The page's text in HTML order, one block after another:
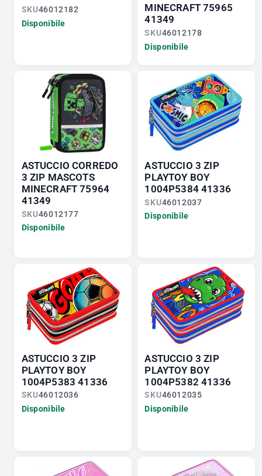
SKU46012182
Disponibile
MINECRAFT 75965
41349
SKU46012178
Disponibile
ASTUCCIO CORREDO
3 ZIP MASCOTS
MINECRAFT 75964
41349
SKU46012177
Disponibile
ASTUCCIO 3 ZIP
PLAYTOY BOY
1004P5384 41336
SKU46012037
Disponibile
ASTUCCIO 3 ZIP
PLAYTOY BOY
1004P5383 41336
SKU46012036
Disponibile
ASTUCCIO 3 ZIP
PLAYTOY BOY
1004P5382 41336
SKU46012035
Disponibile